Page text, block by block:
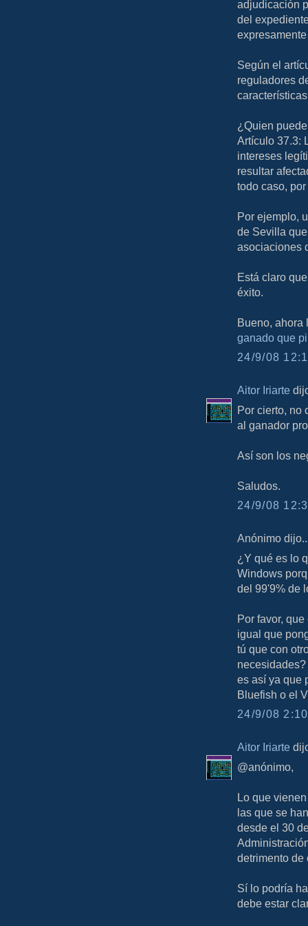
adjudicación
del
Según el
reguladores
¿Quien
Artículo 37.3:
intereses
resultar
todo caso,
Por ejemplo,
de Sevilla
asociaciones
Está claro
éxito.
Bueno,
ganado que
24/9/08
Aitor Iriarte
Por cierto, no
al ganador
Así son los
Saludos.
24/9/08
Anónimo
¿Y qué es lo
Windows
del 99'9% de
Por favor,
igual que
tú que con
es así ya que
Bluefish o el
24/9/08
Aitor Iriarte
@anónimo,
Lo que
las que se
desde el 30
detrimento de
Sí lo podría
debe estar